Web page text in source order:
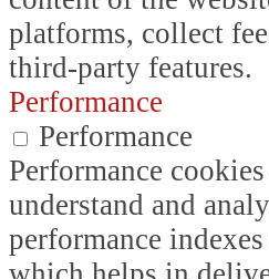
platforms, collect
third-party features.
Performance
Performance
Performance
understand and
performance